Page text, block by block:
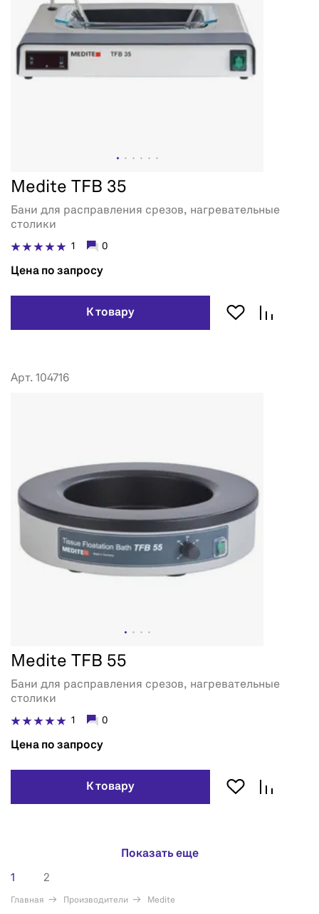
Medite TFB 35
Бани для расправления срезов, нагревательные
столики
1 0
Цена по запросу
К товару
Арт. 104716
Medite TFB 55
Бани для расправления срезов, нагревательные
столики
1 0
Цена по запросу
К товару
Показать еще
1 2
Главная Производители Medite